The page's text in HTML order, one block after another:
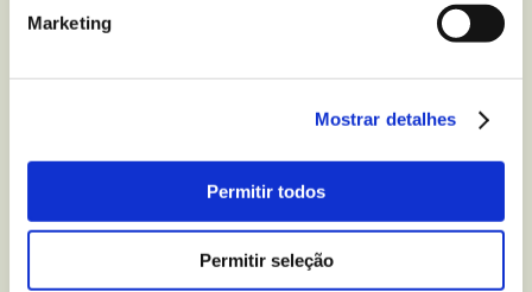
Marketing
Mostrar detalhes
Permitir todos
Permitir seleção
5 truques para melhorar
a qualidade do seu sono